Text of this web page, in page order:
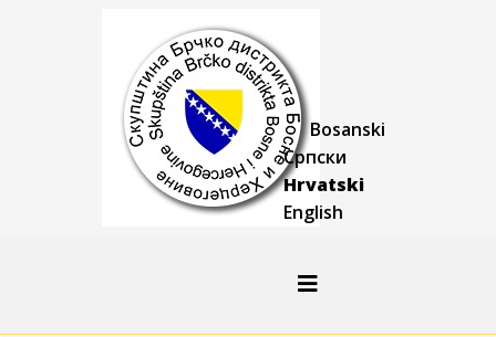
Bosanski
Српски
Hrvatski
English